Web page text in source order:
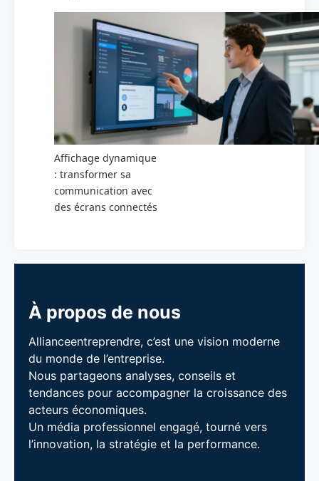
Affichage dynamique
: transformer sa
communication avec
des écrans connectés
À propos de nous
Allianceentreprendre, c’est une vision moderne
du monde de l’entreprise.
Nous partageons analyses, conseils et
tendances pour accompagner la croissance des
acteurs économiques.
Un média professionnel engagé, tourné vers
l’innovation, la stratégie et la performance.